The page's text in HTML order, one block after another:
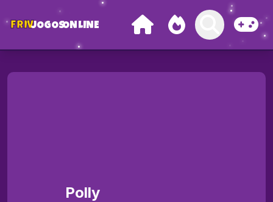
FRIVJOGOSONLINE
Polly